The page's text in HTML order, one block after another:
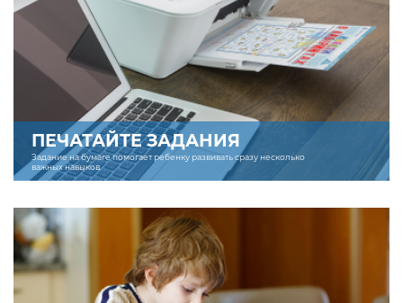
ПЕЧАТАЙТЕ ЗАДАНИЯ
Задание на бумаге помогает ребенку развивать сразу несколько
важных навыков.